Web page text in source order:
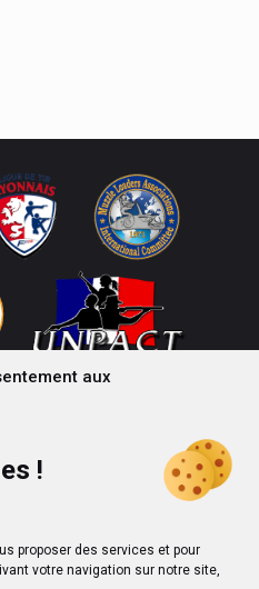
aux
!
proposer des services et pour
votre navigation sur notre site,